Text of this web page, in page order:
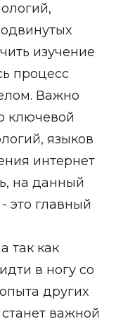
изучение
процесс
Важно
ключевой
языков
интернет
на данный
это главный
так как
в ногу со
других
важной